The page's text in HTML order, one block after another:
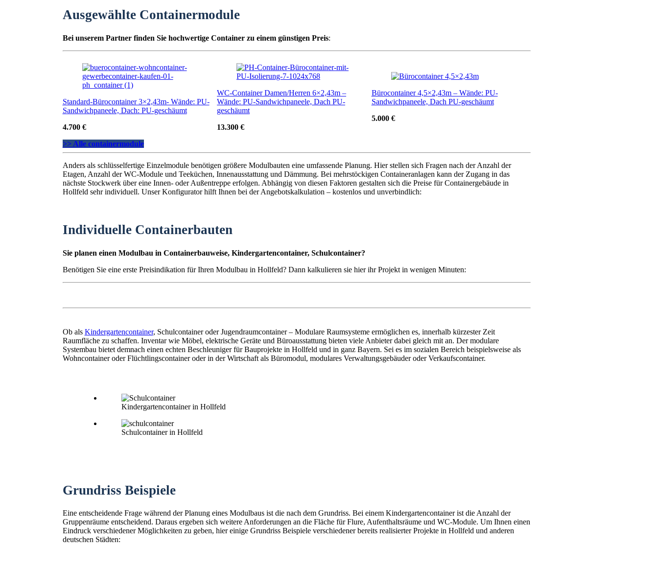
Ausgewählte Containermodule
Bei unserem Partner finden Sie hochwertige Container zu einem günstigen Preis:
Standard-Bürocontainer 3×2,43m- Wände: PU-
Sandwichpaneele, Dach: PU-geschäumt
4.700 €
WC-Container Damen/Herren 6×2,43m –
Wände: PU-Sandwichpaneele, Dach PU-
geschäumt
13.300 €
Bürocontainer 4,5×2,43m – Wände: PU-
Sandwichpaneele, Dach PU-geschäumt
5.000 €
>> Alle containermodule
Anders als schlüsselfertige Einzelmodule benötigen größere Modulbauten eine umfassende Planung. Hier stellen sich Fragen nach der Anzahl der
Etagen, Anzahl der WC-Module und Teeküchen, Innenausstattung und Dämmung. Bei mehrstöckigen Containeranlagen kann der Zugang in das
nächste Stockwerk über eine Innen- oder Außentreppe erfolgen. Abhängig von diesen Faktoren gestalten sich die Preise für Containergebäude in
Hollfeld sehr individuell. Unser Konfigurator hilft Ihnen bei der Angebotskalkulation – kostenlos und unverbindlich:
Individuelle Containerbauten
Sie planen einen Modulbau in Containerbauweise, Kindergartencontainer, Schulcontainer?
Benötigen Sie eine erste Preisindikation für Ihren Modulbau in Hollfeld? Dann kalkulieren sie hier ihr Projekt in wenigen Minuten:
Ob als Kindergartencontainer, Schulcontainer oder Jugendraumcontainer – Modulare Raumsysteme ermöglichen es, innerhalb kürzester Zeit
Raumfläche zu schaffen. Inventar wie Möbel, elektrische Geräte und Büroausstattung bieten viele Anbieter dabei gleich mit an. Der modulare
Systembau bietet demnach einen echten Beschleuniger für Bauprojekte in Hollfeld und in ganz Bayern. Sei es im sozialen Bereich beispielsweise als
Wohncontainer oder Flüchtlingscontainer oder in der Wirtschaft als Büromodul, modulares Verwaltungsgebäuder oder Verkaufscontainer.
Kindergartencontainer in Hollfeld
Schulcontainer in Hollfeld
Grundriss Beispiele
Eine entscheidende Frage während der Planung eines Modulbaus ist die nach dem Grundriss. Bei einem Kindergartencontainer ist die Anzahl der
Gruppenräume entscheidend. Daraus ergeben sich weitere Anforderungen an die Fläche für Flure, Aufenthaltsräume und WC-Module. Um Ihnen einen
Eindruck verschiedener Möglichkeiten zu geben, hier einige Grundriss Beispiele verschiedener bereits realisierter Projekte in Hollfeld und anderen
deutschen Städten: